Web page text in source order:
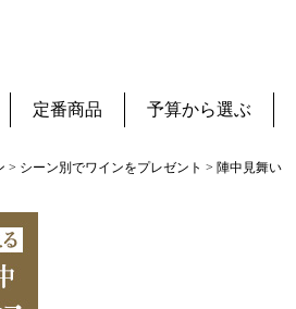
定番商品 予算から選ぶ
シーン別でワインをプレゼント 陣中見舞い